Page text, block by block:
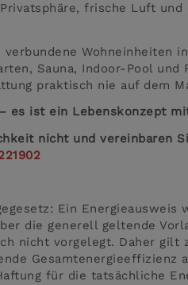
frische Luft und
verbundene Wohneinheiten
Sauna, Indoor-Pool und
praktisch nie auf dem
es ist ein Lebenskonzept
nicht und vereinbaren
Ein Energieausweis
die generell geltende
nicht vorgelegt. Daher gilt
Gesamtenergieeffizienz
für die tatsächliche